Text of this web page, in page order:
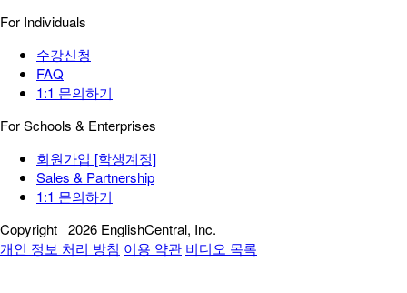
For Individuals
수강신청
FAQ
1:1 문의하기
For Schools & Enterprises
회원가입 [학생계정]
Sales & Partnership
1:1 문의하기
Copyright 2026 EnglishCentral, Inc.
개인 정보 처리 방침 이용 약관 비디오 목록